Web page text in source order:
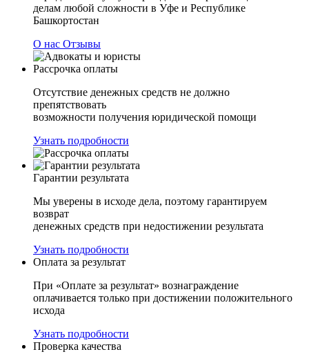
делам любой сложности в Уфе и Республике
Башкортостан
О нас Отзывы
Рассрочка оплаты
Отсутствие денежных средств не должно
препятствовать
возможности получения юридической помощи
Узнать подробности
Гарантии результата
Мы уверены в исходе дела, поэтому гарантируем
возврат
денежных средств при недостижении результата
Узнать подробности
Оплата за результат
При «Оплате за результат» вознаграждение
оплачивается только при достижении положительного
исхода
Узнать подробности
Проверка качества